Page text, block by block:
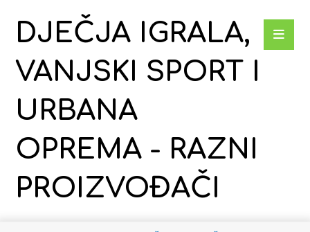
DJEČJA IGRALA,
VANJSKI SPORT I
URBANA
OPREMA - RAZNI
PROIZVOĐAČI